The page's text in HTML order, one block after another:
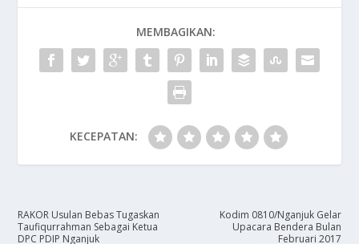
MEMBAGIKAN:
KECEPATAN:
RAKOR Usulan Bebas Tugaskan
Taufiqurrahman Sebagai Ketua
DPC PDIP Nganjuk
​Kodim 0810/Nganjuk Gelar
Upacara Bendera Bulan
Februari 2017